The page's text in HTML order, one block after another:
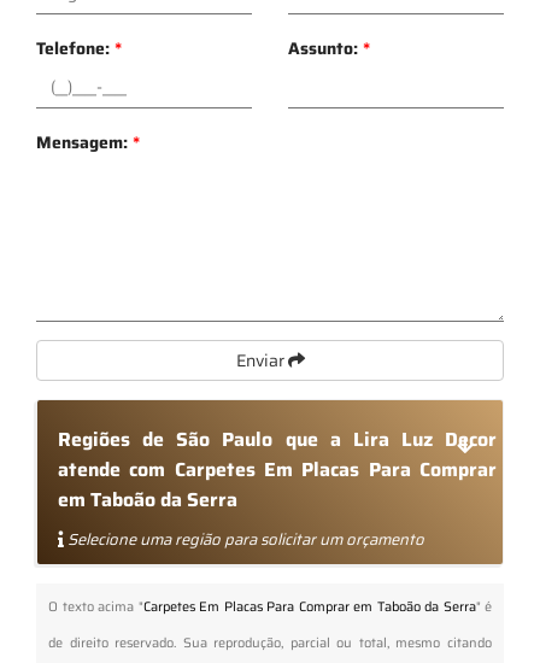
Telefone:* Assunto:*
Mensagem:*
Enviar
Regiões de São Paulo que a Lira Luz Decor
atende com Carpetes Em Placas Para Comprar
em Taboão da Serra
Selecione uma região para solicitar um orçamento
O texto acima "Carpetes Em Placas Para Comprar em Taboão da Serra" é
de direito reservado. Sua reprodução, parcial ou total, mesmo citando